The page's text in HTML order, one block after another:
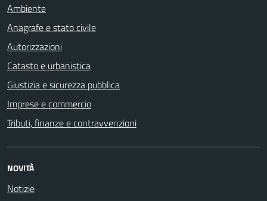
Ambiente
Anagrafe e stato civile
Autorizzazioni
Catasto e urbanistica
Giustizia e sicurezza pubblica
Imprese e commercio
Tributi, finanze e contravvenzioni
NOVITÀ
Notizie